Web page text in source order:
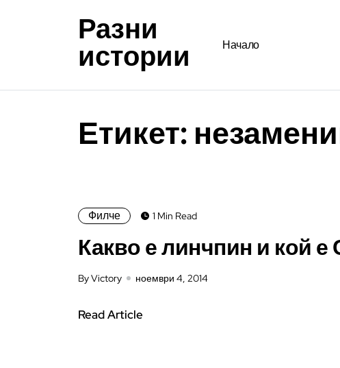
Разни
истории Начало
Етикет:
Филче 1 Min Read
Какво е линчпин и кой е
By Victory ноември 4, 2014
Read Article